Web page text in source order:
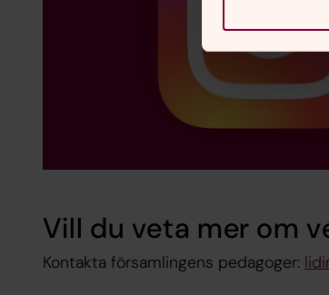
Vill du veta mer om
Kontakta församlingens pedagoger: